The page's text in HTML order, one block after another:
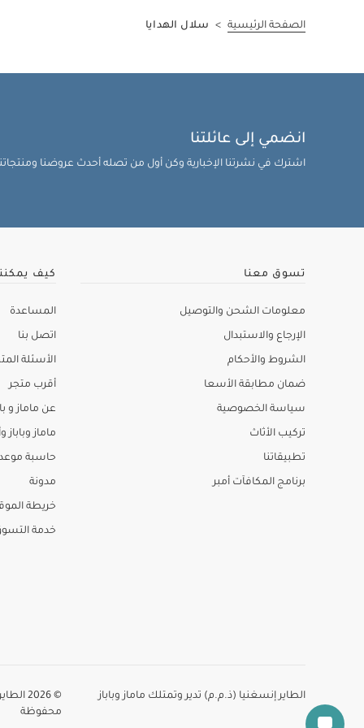
الصفحة الرئيسية > سلال الهدايا
انضمي إلى عائلتنا
اشترك في نشرتنا الإخبارية وكن أول من تصله أحدث عروضنا
تسوق معنا
معلومات الشحن والتوصيل
الإرجاع والاستبدال
الشروط والأحكام
ضمان مطابقة الأسعا
سياسة الخصوصية
تركيب الأثاث
تطبيقاتنا
برنامج المكافآت أمبر
كيف
المساعدة
اتصل بنا
الأسئلة
أقرب متجر
عن ماماز و
ماماز وباباز
حاسبة موعد
مدونة
خريطة
خدمة
الطاير إنسغنيا (ذ.م.م) تدير وتمتلك ماماز وباباز
©
محفوظة